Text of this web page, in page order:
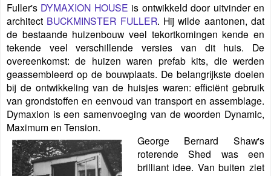
Fuller's DYMAXION HOUSE is ontwikkeld door uitvinder en
architect BUCKMINSTER FULLER. Hij wilde aantonen, dat
de bestaande huizenbouw veel tekortkomingen kende en
tekende veel verschillende versies van dit huis. De
overeenkomst: de huizen waren prefab kits, die werden
geassembleerd op de bouwplaats. De belangrijkste doelen
bij de ontwikkeling van de huisjes waren: efficiënt gebruik
van grondstoffen en eenvoud van transport en assemblage.
Dymaxion is een samenvoeging van de woorden Dynamic,
Maximum en Tension.
George Bernard Shaw's
roterende Shed was een
brilliant idee. Van buiten ziet